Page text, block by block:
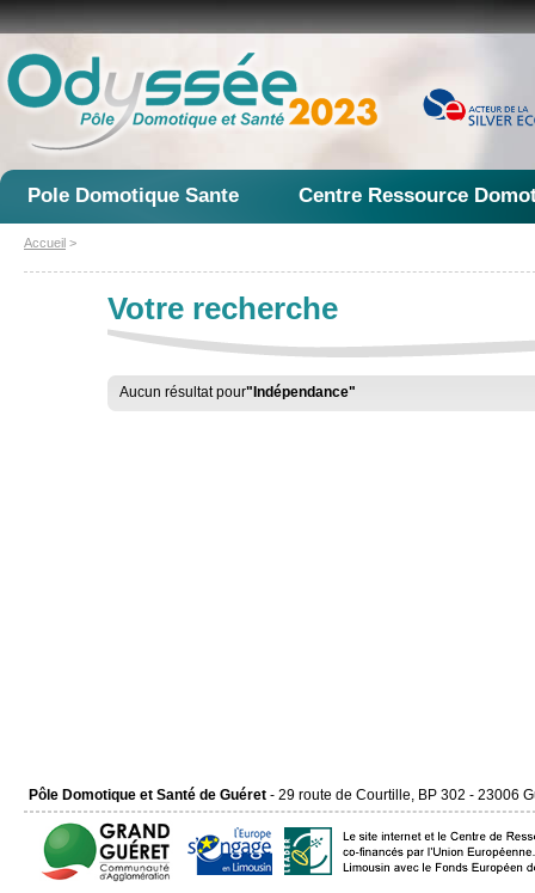
Pole Domotique Sante Centre Ressource
Accueil >
Votre recherche
Aucun résultat pour"Indépendance"
Pôle Domotique et Santé de Guéret - 29 route de Courtille, BP 302 - 23006